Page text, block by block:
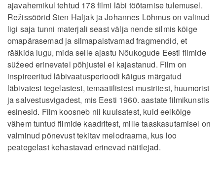
ajavahemikul tehtud 178 filmi läbi töötamise tulemusel.
Režissöörid Sten Haljak ja Johannes Lõhmus on valinud
ligi saja tunni materjali seast välja nende silmis kõige
omapärasemad ja silmapaistvamad fragmendid, et
rääkida lugu, mida selle ajastu Nõukogude Eesti filmide
süžeed erinevatel põhjustel ei kajastanud. Film on
inspireeritud läbivaatusperioodi käigus märgatud
läbivatest tegelastest, temaatilistest mustritest, huumorist
ja salvestusvigadest, mis Eesti 1960. aastate filmikunstis
esinesid. Film koosneb nii kuulsatest, kuid eelkõige
vähem tuntud filmide kaadritest, mille taaskasutamisel on
valminud põnevust tekitav melodraama, kus loo
peategelast kehastavad erinevad näitlejad.